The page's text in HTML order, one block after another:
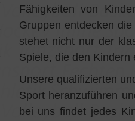
Fähigkeiten von
Gruppen entdecken
stehet nicht nur der
Spiele, die den Kindern
Unsere qualifizierten
Sport heranzuführen
bei uns findet jedes